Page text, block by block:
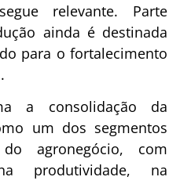
relevante. Parte
ainda é destinada
para o fortalecimento
a consolidação da
um dos segmentos
agronegócio, com
produtividade, na